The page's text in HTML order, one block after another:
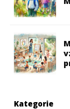
Kategorie